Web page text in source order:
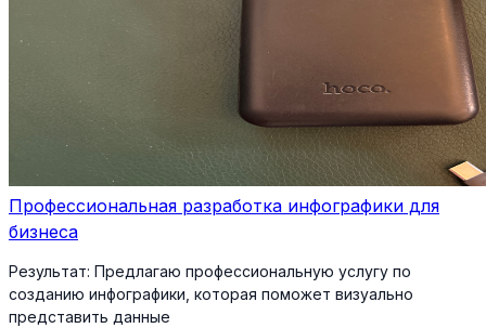
Профессиональная разработка инфографики для
бизнеса
Результат: Предлагаю профессиональную услугу по
созданию инфографики, которая поможет визуально
представить данные